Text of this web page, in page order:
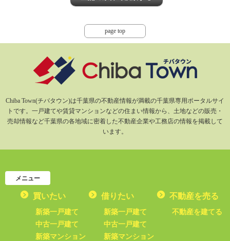
page top
Chiba Town(チバタウン)は千葉県の不動産情報が満載の千葉県専用ポータルサイ
トです。一戸建てや賃貸マンションなどの住まい情報から、土地などの販売・
売却情報など千葉県の各地域に密着した不動産企業や工務店の情報を掲載して
います。
メニュー
買いたい
新築一戸建て
中古一戸建て
新築マンション
借りたい
新築一戸建て
中古一戸建て
新築マンション
不動産を売る
不動産を建てる